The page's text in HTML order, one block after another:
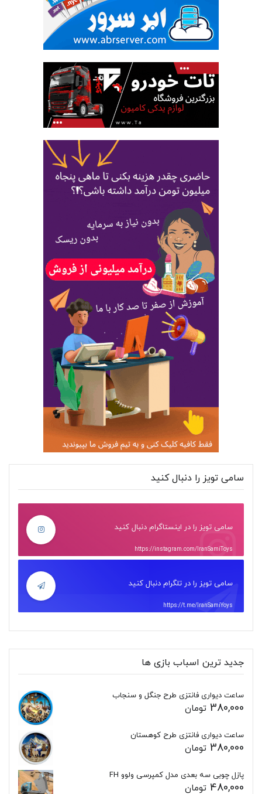
سامی تویز را دنبال کنید
سامی تویز را در اینستاگرام دنبال کنید
https://instagram.com/IranSamiToys
سامی تویز را در تلگرام دنبال کنید
https://t.me/IranSamiYoys
جدید ترین اسباب بازی ها
ساعت دیواری فانتزی طرح جنگل و سنجاب
380,000 تومان
ساعت دیواری فانتزی طرح کوهستان
380,000 تومان
پازل چوبی سه بعدی مدل کمپرسی ولوو FH
480,000 تومان